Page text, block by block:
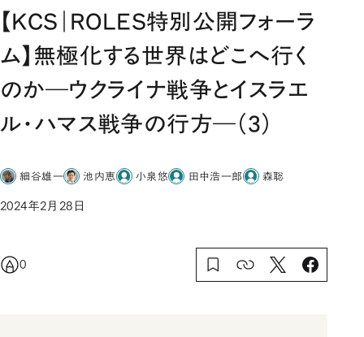
【KCS｜ROLES特別公開フォーラ
ム】無極化する世界はどこへ行く
のか―ウクライナ戦争とイスラエ
ル・ハマス戦争の行方―（3）
細谷雄一 池内恵 小泉悠 田中浩一郎 森聡
2024年2月28日
0